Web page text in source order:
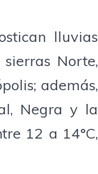
lluvias
Norte,
además,
Negra y la
12 a 14°C,